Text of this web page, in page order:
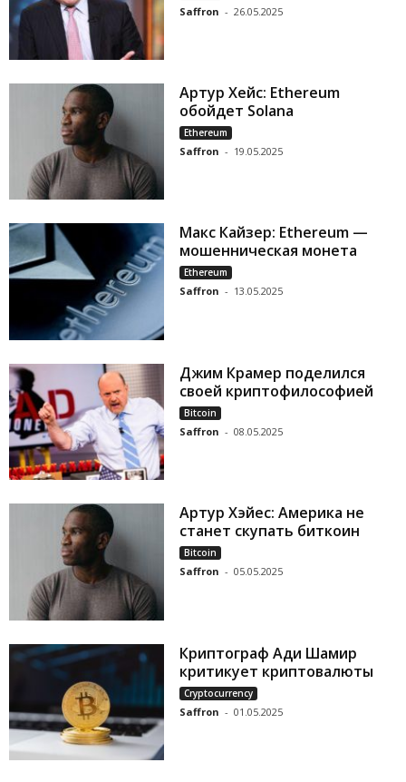
Saffron - 26.05.2025
Артур Хейс: Ethereum
обойдет Solana
Ethereum
Saffron - 19.05.2025
Макс Кайзер: Ethereum —
мошенническая монета
Ethereum
Saffron - 13.05.2025
Джим Крамер поделился
своей криптофилософией
Bitcoin
Saffron - 08.05.2025
Артур Хэйес: Америка не
станет скупать биткоин
Bitcoin
Saffron - 05.05.2025
Криптограф Ади Шамир
критикует криптовалюты
Cryptocurrency
Saffron - 01.05.2025